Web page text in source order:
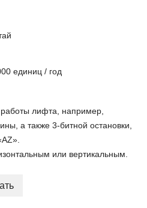
единиц / год
лифта, например,
а также 3-битной остановки,
или вертикальным.